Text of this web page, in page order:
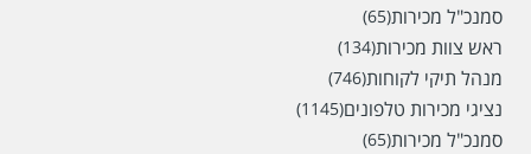
סמנכ"ל מכירות(65)
ראש צוות מכירות(134)
מנהל תיקי לקוחות(746)
נציגי מכירות טלפונים(1145)
סמנכ"ל מכירות(65)